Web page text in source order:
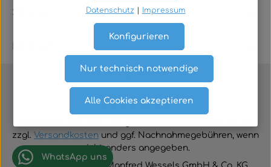
Service
Vertrag widerrufen
zzgl. Versandkosten und ggf. Nachnahmegebühren, wenn
nicht anders angegeben.
WhatsApp uns
Datenschutz
Impressum
Nur technisch notwendige
Konfigurieren
Alle Cookies akzeptieren